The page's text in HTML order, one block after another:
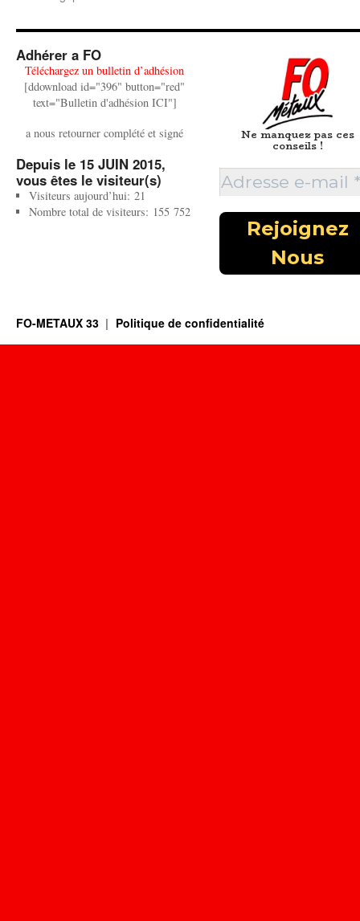
Adhérer a FO
Téléchargez un bulletin d’adhésion
[ddownload id="396" button="red"
text="Bulletin d'adhésion ICI"]
a nous retourner complété et signé
Depuis le 15 JUIN 2015,
vous êtes le visiteur(s)
Visiteurs aujourd’hui: 21
Nombre total de visiteurs: 155 752
Ne manquez pas ces
conseils !
FO-METAUX 33 Politique de confidentialité